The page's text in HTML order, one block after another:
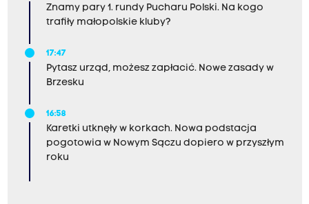
Znamy pary 1. rundy Pucharu Polski. Na kogo
trafiły małopolskie kluby?
17:47
Pytasz urząd, możesz zapłacić. Nowe zasady w
Brzesku
16:58
Karetki utknęły w korkach. Nowa podstacja
pogotowia w Nowym Sączu dopiero w przyszłym
roku